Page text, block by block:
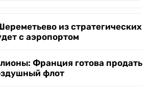
из стратегических
с аэропортом
Франция готова продать
флот